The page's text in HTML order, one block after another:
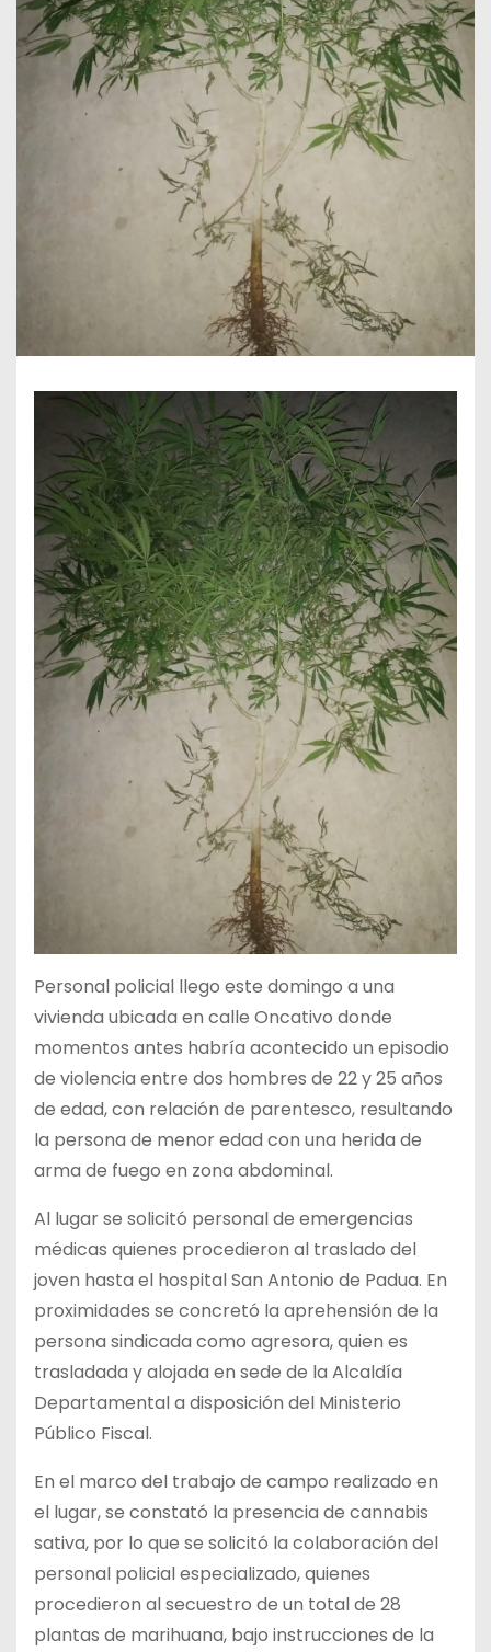
Personal policial llego este domingo a una
vivienda ubicada en calle Oncativo donde
momentos antes habría acontecido un episodio
de violencia entre dos hombres de 22 y 25 años
de edad, con relación de parentesco, resultando
la persona de menor edad con una herida de
arma de fuego en zona abdominal.
Al lugar se solicitó personal de emergencias
médicas quienes procedieron al traslado del
joven hasta el hospital San Antonio de Padua. En
proximidades se concretó la aprehensión de la
persona sindicada como agresora, quien es
trasladada y alojada en sede de la Alcaldía
Departamental a disposición del Ministerio
Público Fiscal.
En el marco del trabajo de campo realizado en
el lugar, se constató la presencia de cannabis
sativa, por lo que se solicitó la colaboración del
personal policial especializado, quienes
procedieron al secuestro de un total de 28
plantas de marihuana, bajo instrucciones de la